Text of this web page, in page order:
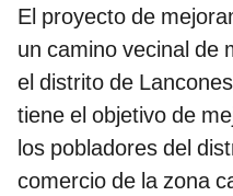
El proyecto de
un camino vecinal de
el distrito de
tiene el objetivo de
los pobladores del
comercio de la zona